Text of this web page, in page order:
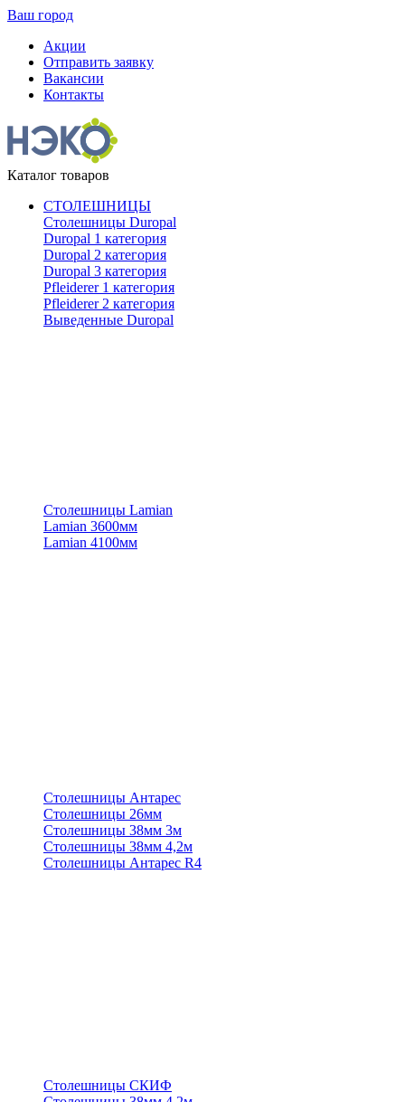
Ваш город
Акции
Отправить заявку
Вакансии
Контакты
Каталог товаров
СТОЛЕШНИЦЫ
Столешницы Duropal
Duropal 1 категория
Duropal 2 категория
Duropal 3 категория
Pfleiderer 1 категория
Pfleiderer 2 категория
Выведенные Duropal
Столешницы Lamian
Lamian 3600мм
Lamian 4100мм
Столешницы Антарес
Столешницы 26мм
Столешницы 38мм 3м
Столешницы 38мм 4,2м
Столешницы Антарес R4
Столешницы СКИФ